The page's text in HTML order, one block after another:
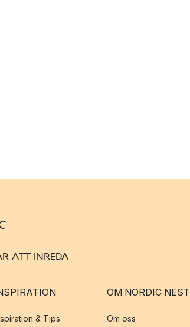
ATT INREDA
& Tips
OM NORDIC NEST
Om oss